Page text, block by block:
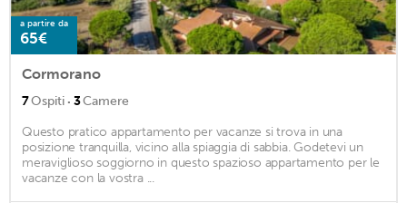
a partire da
65€
Cormorano
7Ospiti · 3Camere
Questo pratico appartamento per vacanze si trova in una
posizione tranquilla, vicino alla spiaggia di sabbia. Godetevi un
meraviglioso soggiorno in questo spazioso appartamento per le
vacanze con la vostra ...